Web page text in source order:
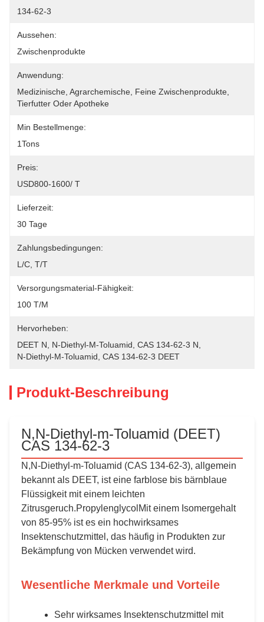
134-62-3
Aussehen:
Zwischenprodukte
Anwendung:
Medizinische, Agrarchemische, Feine Zwischenprodukte,
Tierfutter Oder Apotheke
Min Bestellmenge:
1Tons
Preis:
USD800-1600/ T
Lieferzeit:
30 Tage
Zahlungsbedingungen:
L/C, T/T
Versorgungsmaterial-Fähigkeit:
100 T/m
Hervorheben:
DEET N
N-Diethyl-M-Toluamid CAS 134-62-3 N
N-Diethyl-M-Toluamid CAS 134-62-3 DEET
Produkt-Beschreibung
N,N-Diethyl-m-Toluamid (DEET)
CAS 134-62-3
N,N-Diethyl-m-Toluamid (CAS 134-62-3), allgemein
bekannt als DEET, ist eine farblose bis bärnblaue
Flüssigkeit mit einem leichten
Zitrusgeruch.PropylenglycolMit einem Isomergehalt
von 85-95% ist es ein hochwirksames
Insektenschutzmittel, das häufig in Produkten zur
Bekämpfung von Mücken verwendet wird.
Wesentliche Merkmale und Vorteile
Sehr wirksames Insektenschutzmittel mit